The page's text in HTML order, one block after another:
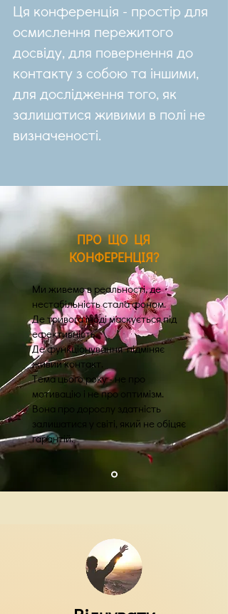
Ця конференція - простір для
осмислення пережитого
досвіду, для повернення до
контакту з собою та іншими,
для дослідження того, як
залишатися живими в полі не
визначеності.
ПРО ЩО ЦЯ
КОНФЕРЕНЦІЯ?
Ми живемо в реальності, де
нестабільність стала фоном.
Де тривога іноді маскується під
ефективність.
Де функціонування підміняє
живий контакт.
Тема цього року - не про
мотивацію і не про оптимізм.
Вона про дорослу здатність
залишатися у світі, який не обіцяє
гарантій.